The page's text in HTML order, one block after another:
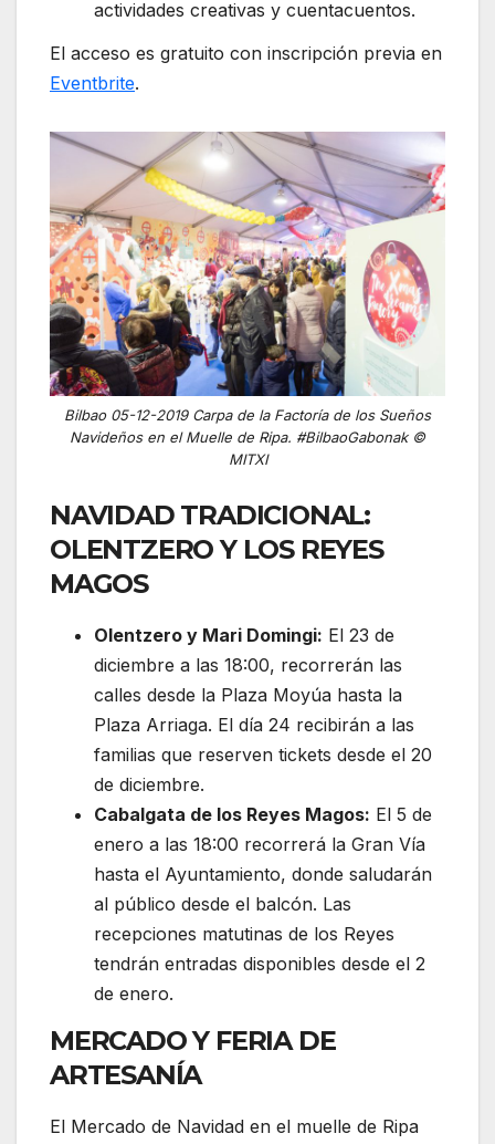
actividades creativas y cuentacuentos.
El acceso es gratuito con inscripción previa en
Eventbrite.
Bilbao 05-12-2019 Carpa de la Factoría de los Sueños
Navideños en el Muelle de Ripa. #BilbaoGabonak ©
MITXI
NAVIDAD TRADICIONAL:
OLENTZERO Y LOS REYES
MAGOS
Olentzero y Mari Domingi: El 23 de
diciembre a las 18:00, recorrerán las
calles desde la Plaza Moyúa hasta la
Plaza Arriaga. El día 24 recibirán a las
familias que reserven tickets desde el 20
de diciembre.
Cabalgata de los Reyes Magos: El 5 de
enero a las 18:00 recorrerá la Gran Vía
hasta el Ayuntamiento, donde saludarán
al público desde el balcón. Las
recepciones matutinas de los Reyes
tendrán entradas disponibles desde el 2
de enero.
MERCADO Y FERIA DE
ARTESANÍA
El Mercado de Navidad en el muelle de Ripa